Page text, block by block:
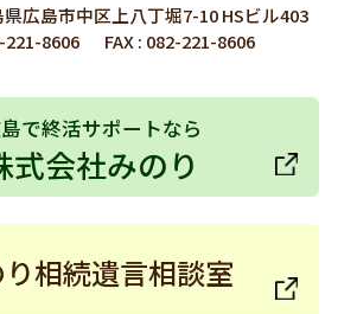
県広島市中区上八丁堀7-10 HSビル403
221-8606 FAX : 082-221-8606
で終活サポートなら
式会社みのり
相続遺言相談室